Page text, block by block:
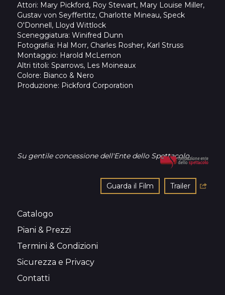
Attori: Mary Pickford, Roy Stewart, Mary Louise Miller,
Gustav von Seyffertitz, Charlotte Mineau, Speck
O'Donnell, Lloyd Wittlock
Sceneggiatura: Winifred Dunn
Fotografia: Hal Morr, Charles Rosher, Karl Struss
Montaggio: Harold McLernon
Altri titoli: Sparrows, Les Moineaux
Colore: Bianco & Nero
Produzione: Pickford Corporation
Su gentile concessione dell'Ente dello Spettacolo
Guarda il Film Trailer
Catalogo
Piani & Prezzi
Termini & Condizioni
Sicurezza e Privacy
Contatti